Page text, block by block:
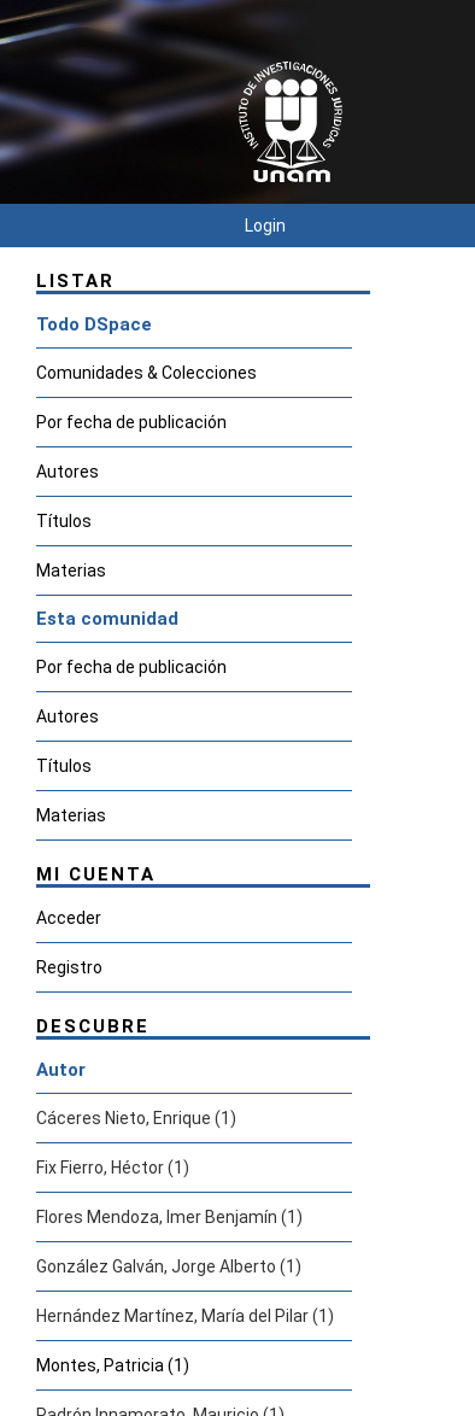
Login
LISTAR
Todo DSpace
Comunidades & Colecciones
Por fecha de publicación
Autores
Títulos
Materias
Esta comunidad
Por fecha de publicación
Autores
Títulos
Materias
MI CUENTA
Acceder
Registro
DESCUBRE
Autor
Cáceres Nieto, Enrique (1)
Fix Fierro, Héctor (1)
Flores Mendoza, Imer Benjamín (1)
González Galván, Jorge Alberto (1)
Hernández Martínez, María del Pilar (1)
Montes, Patricia (1)